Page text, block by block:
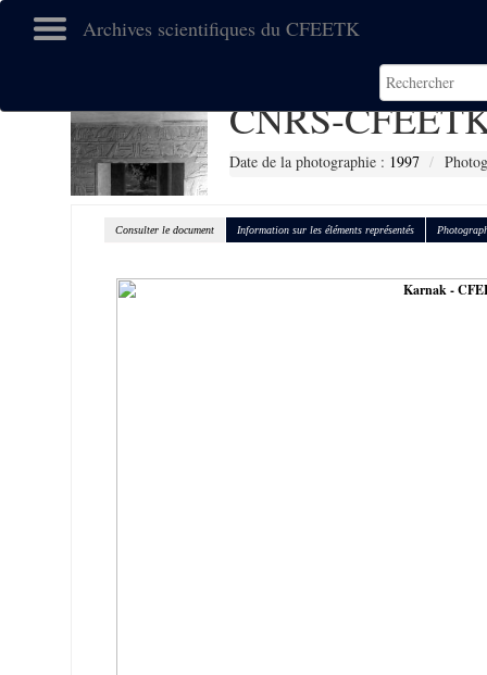
Archives scientifiques du CFEETK
CNRS-
Date de la photographie : 1997
Consulter le document Information sur les éléments représentés